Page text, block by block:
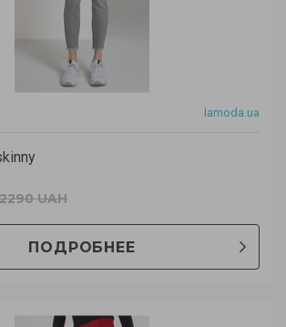
lamoda.ua
2290 UAH
ПОДРОБНЕЕ